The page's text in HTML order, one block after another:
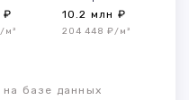
₽
м²
10.2 млн ₽
204 448 ₽/м²
базе данных